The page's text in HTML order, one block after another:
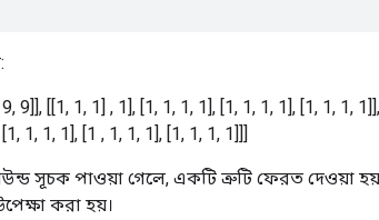
9]], [[1, 1, 1] , 1], [1, 1, 1, 1], [1, 1, 1, 1], [1, 1, 1,
1, 1, 1], [1 , 1, 1, 1], [1, 1, 1, 1]]]
সূচক পাওয়া গেলে, একটি ত্রুটি ফেরত দেওয়া
করা হয়।